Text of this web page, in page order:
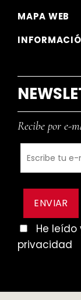
MAPA WEB
Recibe por e-
He
privacidad